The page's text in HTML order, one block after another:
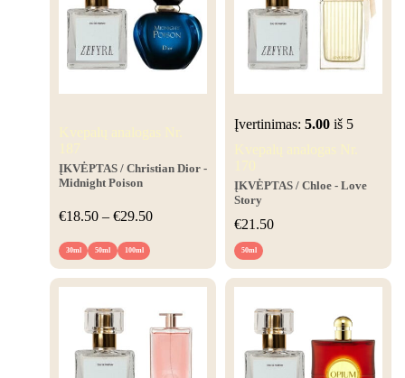
Kvepalų analogas Nr.
187
ĮKVĖPTAS / Christian Dior -
Midnight Poison
€18.50 – €29.50
30ml 50ml 100ml
Įvertinimas: 5.00 iš 5
Kvepalų analogas Nr.
170
ĮKVĖPTAS / Chloe - Love
Story
€21.50
50ml